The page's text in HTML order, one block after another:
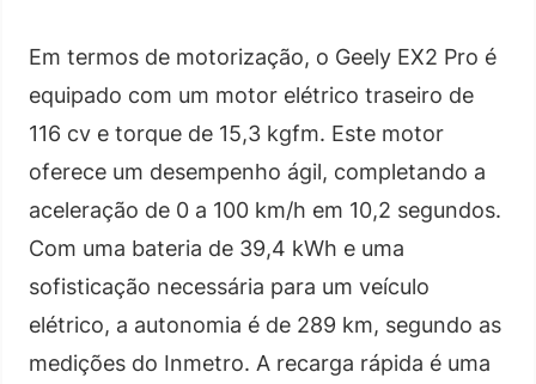
Em termos de motorização, o Geely EX2 Pro é
equipado com um motor elétrico traseiro de
116 cv e torque de 15,3 kgfm. Este motor
oferece um desempenho ágil, completando a
aceleração de 0 a 100 km/h em 10,2 segundos.
Com uma bateria de 39,4 kWh e uma
sofisticação necessária para um veículo
elétrico, a autonomia é de 289 km, segundo as
medições do Inmetro. A recarga rápida é uma